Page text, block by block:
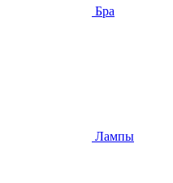
Бра
Лампы